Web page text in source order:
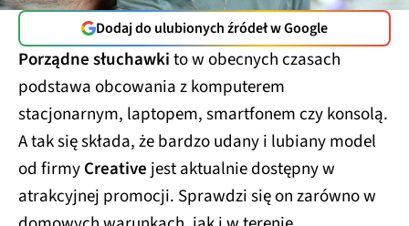
Dodaj do ulubionych źródeł w Google
Porządne słuchawkito w obecnych czasach
podstawa obcowania z komputerem
stacjonarnym, laptopem, smartfonem czy konsolą.
A tak się składa, że bardzo udany i lubiany model
od firmyCreative jest aktualnie dostępny w
atrakcyjnej promocji. Sprawdzi się on zarówno w